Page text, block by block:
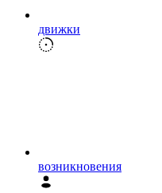
движки
возникновения